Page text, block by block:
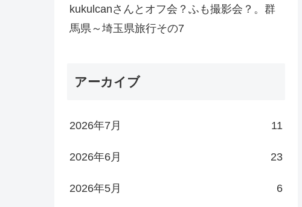
kukulcanさんとオフ会？ふも撮影会？。群
馬県～埼玉県旅行その7
アーカイブ
2026年7月 11
2026年6月 23
2026年5月 6